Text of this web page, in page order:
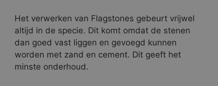
Het verwerken van Flagstones gebeurt vrijwel
altijd in de specie. Dit komt omdat de stenen
dan goed vast liggen en gevoegd kunnen
worden met zand en cement. Dit geeft het
minste onderhoud.